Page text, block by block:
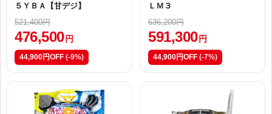
５ＹＢＡ【甘デジ】
521,400円
476,500 円
44,900円OFF (-9%)
ＬＭ３
636,200円
591,300 円
44,900円OFF (-7%)